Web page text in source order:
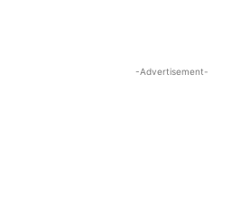
-Advertisement-